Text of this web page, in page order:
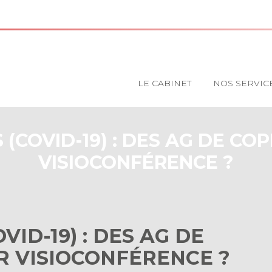
Principal
LE CABINET NOS
(COVID-19) : DES AG DE
VISIOCONFÉRENCE ?
19) : DES AG DE
VISIOCONFÉRENCE ?